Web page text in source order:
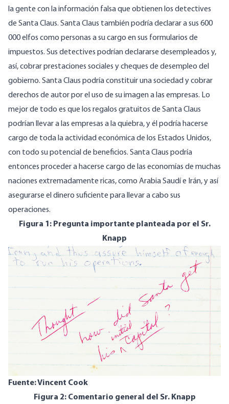
la gente con la información falsa que obtienen los detectives
de Santa Claus. Santa Claus también podría declarar a sus 600
000 elfos como personas a su cargo en sus formularios de
impuestos. Sus detectives podrían declararse desempleados y,
así, cobrar prestaciones sociales y cheques de desempleo del
gobierno. Santa Claus podría constituir una sociedad y cobrar
derechos de autor por el uso de su imagen a las empresas. Lo
mejor de todo es que los regalos gratuitos de Santa Claus
podrían llevar a las empresas a la quiebra, y él podría hacerse
cargo de toda la actividad económica de los Estados Unidos,
con todo su potencial de beneficios. Santa Claus podría
entonces proceder a hacerse cargo de las economías de muchas
naciones extremadamente ricas, como Arabia Saudí e Irán, y así
asegurarse el dinero suficiente para llevar a cabo sus
operaciones.
Figura 1: Pregunta importante planteada por el Sr.
Knapp
Fuente:Vincent Cook
Figura 2: Comentario general del Sr. Knapp